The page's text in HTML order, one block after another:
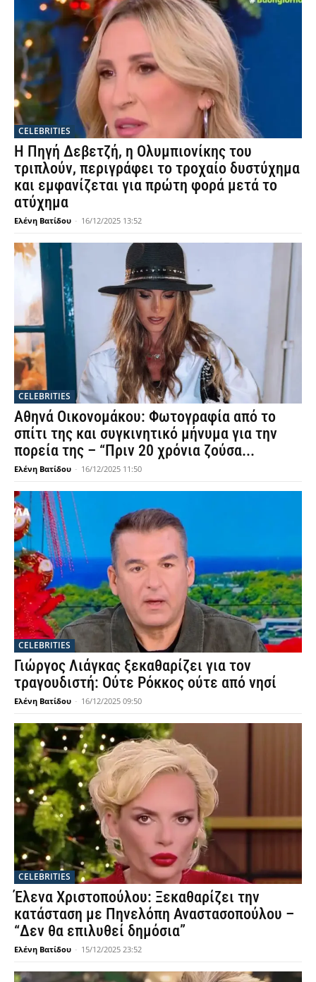
CELEBRITIES
Η Πηγή Δεβετζή, η Ολυμπιονίκης του
τριπλούν, περιγράφει το τροχαίο δυστύχημα
και εμφανίζεται για πρώτη φορά μετά το
ατύχημα
Ελένη Βατίδου - 16/12/2025 13:52
CELEBRITIES
Αθηνά Οικονομάκου: Φωτογραφία από το
σπίτι της και συγκινητικό μήνυμα για την
πορεία της – “Πριν 20 χρόνια ζούσα...
Ελένη Βατίδου - 16/12/2025 11:50
CELEBRITIES
Γιώργος Λιάγκας ξεκαθαρίζει για τον
τραγουδιστή: Ούτε Ρόκκος ούτε από νησί
Ελένη Βατίδου - 16/12/2025 09:50
CELEBRITIES
Έλενα Χριστοπούλου: Ξεκαθαρίζει την
κατάσταση με Πηνελόπη Αναστασοπούλου –
“Δεν θα επιλυθεί δημόσια”
Ελένη Βατίδου - 15/12/2025 23:52